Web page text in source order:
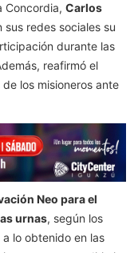
Concordia, Carlos
redes sociales su
durante las
reafirmó el
los misioneros ante
Neo para el
urnas, según los
lo obtenido en las